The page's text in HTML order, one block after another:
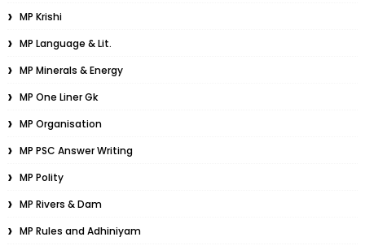
MP Krishi
MP Language & Lit.
MP Minerals & Energy
MP One Liner Gk
MP Organisation
MP PSC Answer Writing
MP Polity
MP Rivers & Dam
MP Rules and Adhiniyam